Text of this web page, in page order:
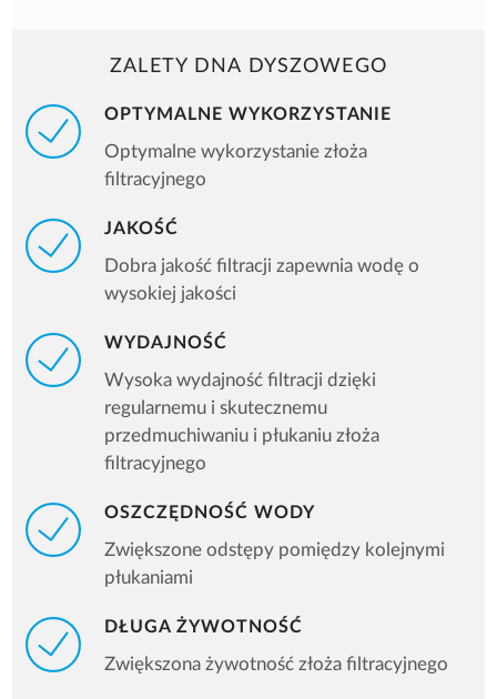
ZALETY DNA DYSZOWEGO
OPTYMALNE WYKORZYSTANIE
Optymalne wykorzystanie złoża
filtracyjnego
JAKOŚĆ
Dobra jakość filtracji zapewnia wodę o
wysokiej jakości
WYDAJNOŚĆ
Wysoka wydajność filtracji dzięki
regularnemu i skutecznemu
przedmuchiwaniu i płukaniu złoża
filtracyjnego
OSZCZĘDNOŚĆ WODY
Zwiększone odstępy pomiędzy kolejnymi
płukaniami
DŁUGA ŻYWOTNOŚĆ
Zwiększona żywotność złoża filtracyjnego